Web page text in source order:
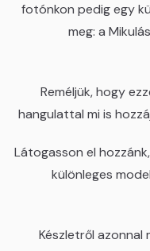
fotónkon pedig egy
meg: a
Reméljük, hogy
hangulattal mi is
Látogasson el
különleges
Készletről azonnal